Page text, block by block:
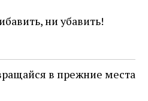
ни убавить!
в прежние места